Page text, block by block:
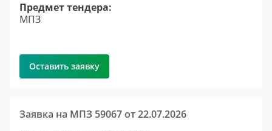
Предмет тендера:
МПЗ
Оставить заявку
Заявка на МПЗ 59067 от 22.07.2026